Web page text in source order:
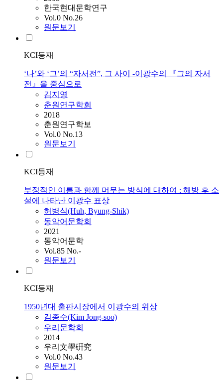
한국현대문학연구
Vol.0 No.26
원문보기
KCI등재
‘나’와 ‘그’의 “자서전”, 그 사이 -이광수의 『그의 자서
전』을 중심으로
김지영
춘원연구학회
2018
춘원연구학보
Vol.0 No.13
원문보기
KCI등재
부정적인 이름과 함께 머무는 방식에 대하여 : 해방 후 소
설에 나타난 이광수 표상
허병식(Huh, Byung-Shik)
동악어문학회
2021
동악어문학
Vol.85 No.-
원문보기
KCI등재
1950년대 출판시장에서 이광수의 위상
김종수(Kim Jong-soo)
우리문학회
2014
우리文學硏究
Vol.0 No.43
원문보기